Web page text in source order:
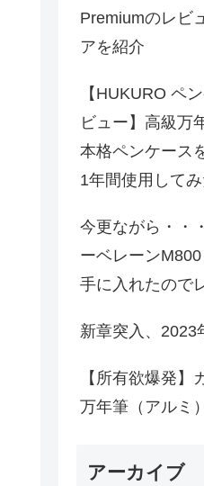
Premiumのレビ
アを紹介
【HUKURO ペ
ビュー】高級万
本格ペンケース
1年間使用して
今更ながら・・
ーベレーン
手に入れたので
新章突入、2023
【所有欲爆発】
万年筆（アルミ
アーカイブ